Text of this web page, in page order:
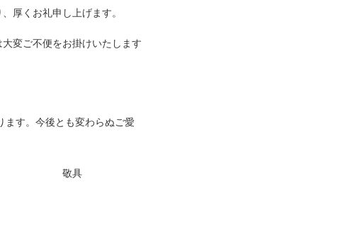
厚くお礼申し上げます。
変ご不便をお掛けいたします
ます。今後とも変わらぬご愛
具